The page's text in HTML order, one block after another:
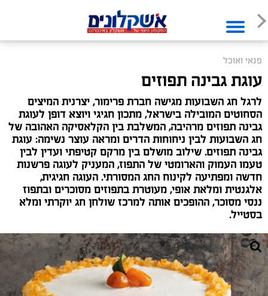
פנאי ואוכל
עוגת גבינה תפוזים
לרגל חג השבועות מגישה חברת פרימור, יצרנית המיצים
הסחוטים המובילה בישראל, מתכון חגיגי ויוצא דופן לעוגת
גבינה תפוזים מרהיבה, המשלבת בין הקלאסיקה האהובה של
חג השבועות לבין ניחוחות הדרים ומראה עוצר נשימה: עוגת
גבינה תפוזים. שילוב מושלם בין מרקם קטיפתי ועדין לבין
טעמו העמוק והארומטי של התפוז, המעניק לעוגה פרשנות
חדשה ומפתיעה לקינוח החג המסורתי. העוגה חגיגית,
אלגנטית ומלאת אופי, מעוטרת בתפוזים מסוכרים ובתפוז
ננסי מסוכר, ההופכים אותה למרכז שולחן חג יוקרתי ומלא
בסטייל.